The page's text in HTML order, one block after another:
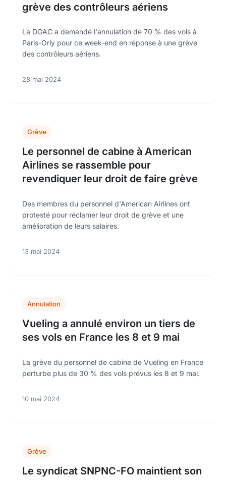
grève des contrôleurs aériens
La DGAC a demandé l'annulation de 70 % des vols à
Paris-Orly pour ce week-end en réponse à une grève
des contrôleurs aériens.
28 mai 2024
Grève
Le personnel de cabine à American
Airlines se rassemble pour
revendiquer leur droit de faire grève
Des membres du personnel d'American Airlines ont
protesté pour réclamer leur droit de grève et une
amélioration de leurs salaires.
13 mai 2024
Annulation
Vueling a annulé environ un tiers de
ses vols en France les 8 et 9 mai
La grève du personnel de cabine de Vueling en France
perturbe plus de 30 % des vols prévus les 8 et 9 mai.
10 mai 2024
Grève
Le syndicat SNPNC-FO maintient son